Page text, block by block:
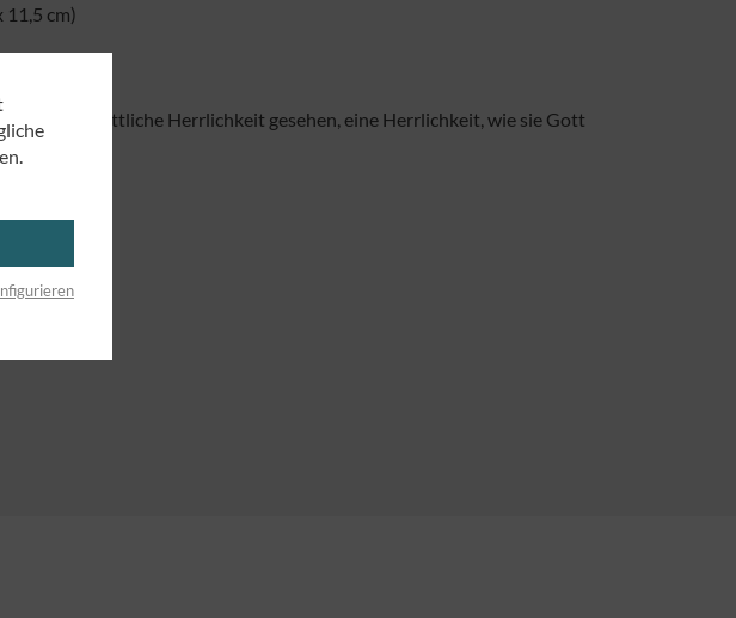
11,5 cm)
seine göttliche Herrlichkeit gesehen, eine Herrlichkeit, wie sie Gott